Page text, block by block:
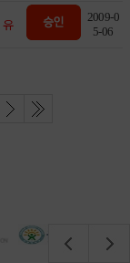
유
2009-0
5-06